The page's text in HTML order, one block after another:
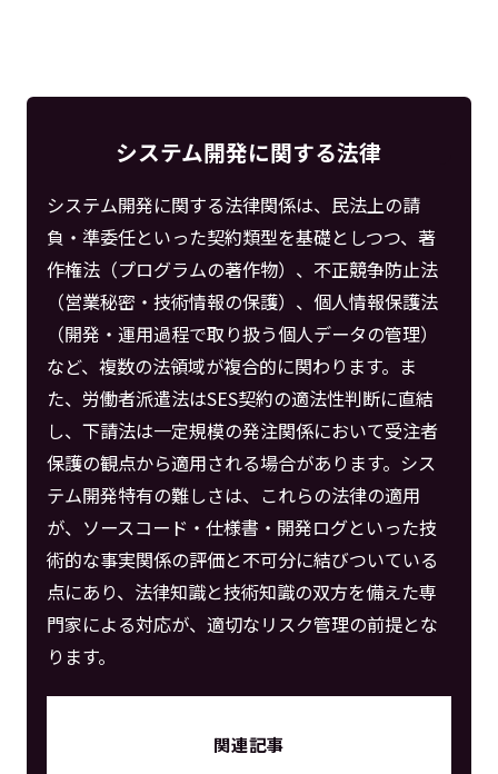
システム開発に関する法律
システム開発に関する法律関係は、民法上の請
負・準委任といった契約類型を基礎としつつ、著
作権法（プログラムの著作物）、不正競争防止法
（営業秘密・技術情報の保護）、個人情報保護法
（開発・運用過程で取り扱う個人データの管理）
など、複数の法領域が複合的に関わります。ま
た、労働者派遣法はSES契約の適法性判断に直結
し、下請法は一定規模の発注関係において受注者
保護の観点から適用される場合があります。シス
テム開発特有の難しさは、これらの法律の適用
が、ソースコード・仕様書・開発ログといった技
術的な事実関係の評価と不可分に結びついている
点にあり、法律知識と技術知識の双方を備えた専
門家による対応が、適切なリスク管理の前提とな
ります。
関連記事